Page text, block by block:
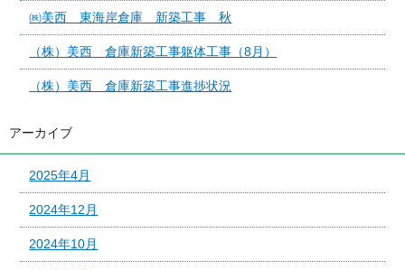
㈱美西 東海岸倉庫 新築工事 秋
（株）美西 倉庫新築工事躯体工事（8月）
（株）美西 倉庫新築工事進捗状況
アーカイブ
2025年4月
2024年12月
2024年10月